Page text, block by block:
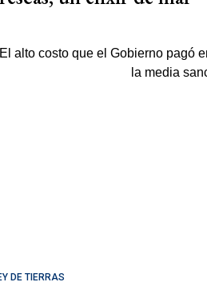
DE TIERRAS